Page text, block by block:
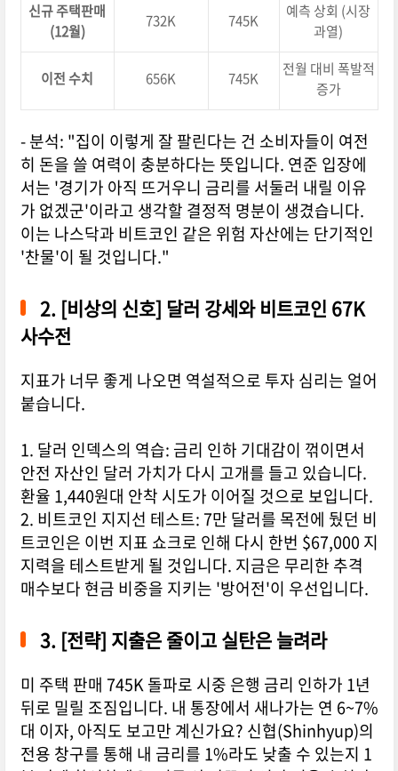
신규 주택판매
(12월)
732K 745K
예측 상회 (시장
과열)
이전 수치 656K 745K
전월 대비 폭발적
증가
- 분석: "집이 이렇게 잘 팔린다는 건 소비자들이 여전
히 돈을 쓸 여력이 충분하다는 뜻입니다. 연준 입장에
서는 '경기가 아직 뜨거우니 금리를 서둘러 내릴 이유
가 없겠군'이라고 생각할 결정적 명분이 생겼습니다.
이는 나스닥과 비트코인 같은 위험 자산에는 단기적인
'찬물'이 될 것입니다."
2. [비상의 신호] 달러 강세와 비트코인 67K
사수전
지표가 너무 좋게 나오면 역설적으로 투자 심리는 얼어
붙습니다.
1. 달러 인덱스의 역습: 금리 인하 기대감이 꺾이면서
안전 자산인 달러 가치가 다시 고개를 들고 있습니다.
환율 1,440원대 안착 시도가 이어질 것으로 보입니다.
2. 비트코인 지지선 테스트: 7만 달러를 목전에 뒀던 비
트코인은 이번 지표 쇼크로 인해 다시 한번 $67,000 지
지력을 테스트받게 될 것입니다. 지금은 무리한 추격
매수보다 현금 비중을 지키는 '방어전'이 우선입니다.
3. [전략] 지출은 줄이고 실탄은 늘려라
미 주택 판매 745K 돌파로 시중 은행 금리 인하가 1년
뒤로 밀릴 조짐입니다. 내 통장에서 새나가는 연 6~7%
대 이자, 아직도 보고만 계신가요? 신협(Shinhyup)의
전용 창구를 통해 내 금리를 1%라도 낮출 수 있는지 1